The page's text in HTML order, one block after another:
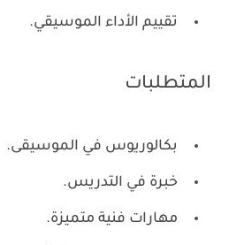
تقييم الأداء الموسيقي.
المتطلبات
بكالوريوس في الموسيقى.
خبرة في التدريس.
مهارات فنية متميزة.